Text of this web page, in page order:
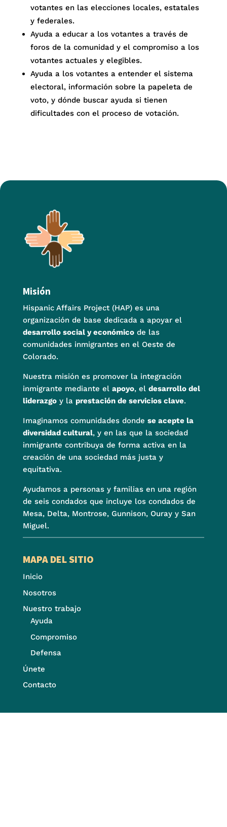
votantes en las elecciones locales, estatales
y federales.
Ayuda a educar a los votantes a través de
foros de la comunidad y el compromiso a los
votantes actuales y elegibles.
Ayuda a los votantes a entender el sistema
electoral, información sobre la papeleta de
voto, y dónde buscar ayuda si tienen
dificultades con el proceso de votación.
Misión
Hispanic Affairs Project (HAP) es una
organización de base dedicada a apoyar el
desarrollo social y económicode las
comunidades inmigrantes en el Oeste de
Colorado.
Nuestra misión es promover la integración
inmigrante mediante el apoyo, el desarrollo del
liderazgoy la prestación de servicios clave.
Imaginamos comunidades donde se acepte la
diversidad cultural, y en las que la sociedad
inmigrante contribuya de forma activa en la
creación de una sociedad más justa y
equitativa.
Ayudamos a personas y familias en una región
de seis condados que incluye los condados de
Mesa, Delta, Montrose, Gunnison, Ouray y San
Miguel.
MAPA DEL SITIO
Inicio
Nosotros
Nuestro trabajo
Ayuda
Compromiso
Defensa
Únete
Contacto